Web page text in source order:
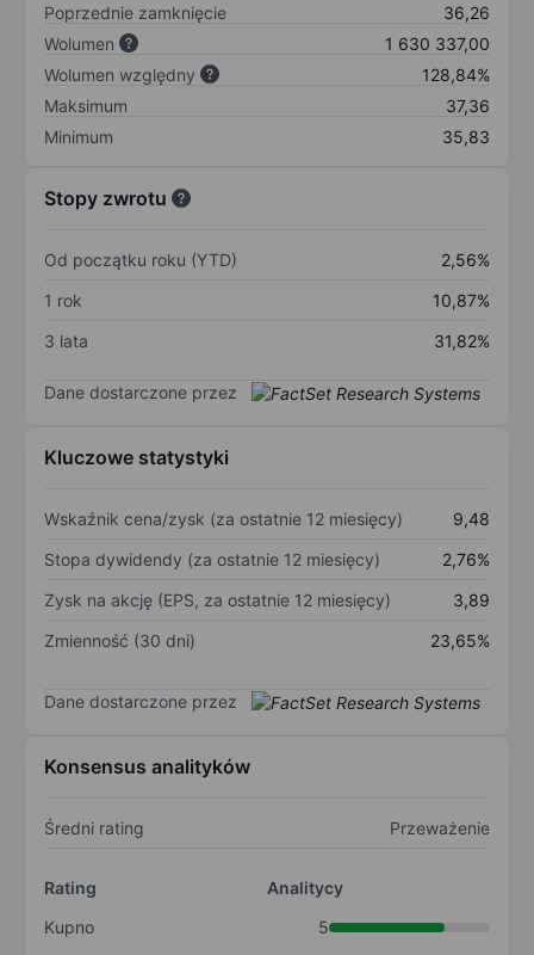
Poprzednie zamknięcie
36,26
Wolumen
1 630 337,00
Wolumen względny
128,84%
Maksimum
37,36
Minimum
35,83
Stopy zwrotu
Od początku roku (YTD)
2,56%
1 rok
10,87%
3 lata
31,82%
Dane dostarczone przez
Kluczowe statystyki
Wskaźnik cena/zysk (za ostatnie 12 miesięcy)
9,48
Stopa dywidendy (za ostatnie 12 miesięcy)
2,76%
Zysk na akcję (EPS, za ostatnie 12 miesięcy)
3,89
Zmienność (30 dni)
23,65%
Dane dostarczone przez
Konsensus analityków
Średni rating Przeważenie
Rating
Analitycy
Kupno
5